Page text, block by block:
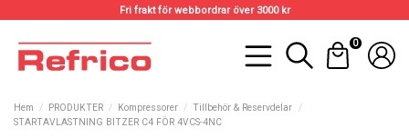
Fri frakt för webbordrar över 3000 kr
0
Hem PRODUKTER Kompressorer
Tillbehör & Reservdelar
STARTAVLASTNING BITZER C4 FÖR 4VCS-4NC